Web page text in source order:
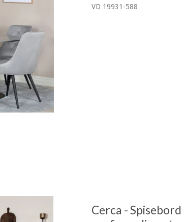
VD 19931-588
Cerca -